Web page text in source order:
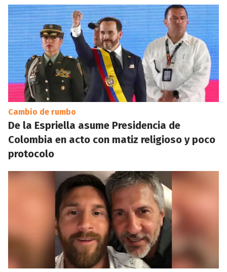
Cambio de rumbo
De la Espriella asume Presidencia de
Colombia en acto con matiz religioso y poco
protocolo